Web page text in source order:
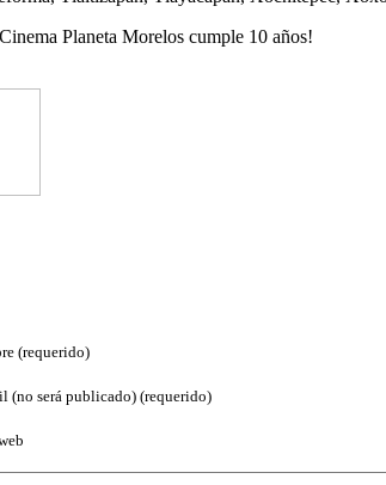
Planeta Morelos cumple 10 años!
(requerido)
(no será publicado) (requerido)